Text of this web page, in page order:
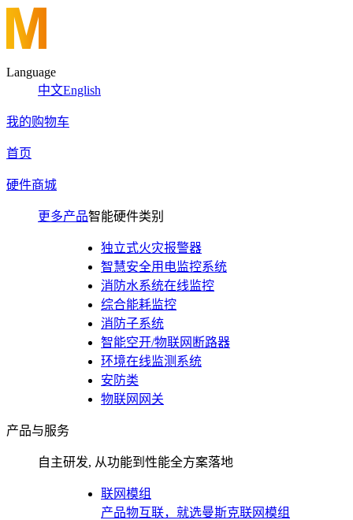
Language
中文English
我的购物车
首页
硬件商城
更多产品智能硬件类别
独立式火灾报警器
智慧安全用电监控系统
消防水系统在线监控
综合能耗监控
消防子系统
智能空开/物联网断路器
环境在线监测系统
安防类
物联网网关
产品与服务
自主研发, 从功能到性能全方案落地
联网模组
产品物互联，就选曼斯克联网模组